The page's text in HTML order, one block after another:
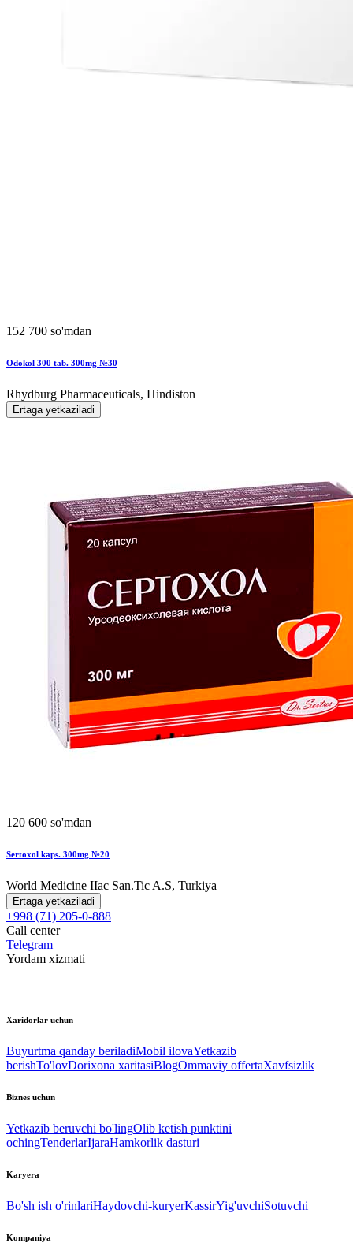
152 700 so'mdan
Odokol 300 tab. 300mg №30
Rhydburg Pharmaceuticals, Hindiston
Ertaga yetkaziladi
120 600 so'mdan
Sertoxol kaps. 300mg №20
World Мedicine IIac San.Tic A.S, Turkiya
Ertaga yetkaziladi
+998 (71) 205-0-888
Call center
Telegram
Yordam xizmati
Xaridorlar uchun
Buyurtma qanday beriladiMobil ilovaYetkazib
berishTo'lovDorixona xaritasiBlogOmmaviy offertaXavfsizlik
Biznes uchun
Yetkazib beruvchi bo'lingOlib ketish punktini
ochingTenderlarIjaraHamkorlik dasturi
Karyera
Bo'sh ish o'rinlariHaydovchi-kuryerKassirYig'uvchiSotuvchi
Kompaniya